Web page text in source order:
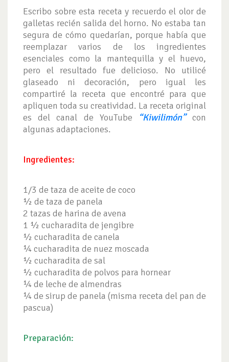
Escribo sobre esta receta y recuerdo el olor de
galletas recién salida del horno. No estaba tan
segura de cómo quedarían, porque había que
reemplazar varios de los ingredientes
esenciales como la mantequilla y el huevo,
pero el resultado fue delicioso. No utilicé
glaseado ni decoración, pero igual les
compartiré la receta que encontré para que
apliquen toda su creatividad. La receta original
es del canal de YouTube
“Kiwilimón”con
algunas adaptaciones.
Ingredientes:
1/3 de taza de aceite de coco
½ de taza de panela
2 tazas de harina de avena
1 ½ cucharadita de jengibre
½ cucharadita de canela
¼ cucharadita de nuez moscada
½ cucharadita de sal
½ cucharadita de polvos para hornear
¼ de leche de almendras
¼ de sirup de panela (misma receta del pan de
pascua)
Preparación: